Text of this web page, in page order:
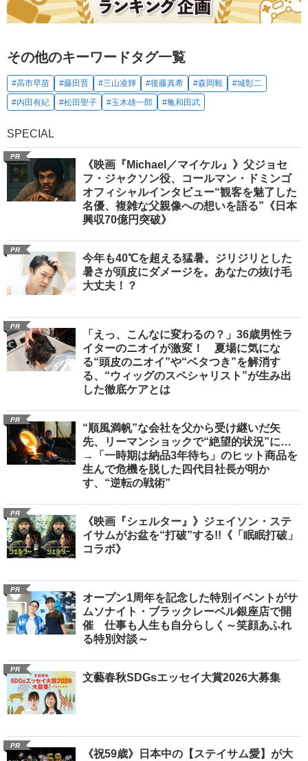
その他のキーワードタグ一覧
#高市早苗 #藤田晋 #三山凌輝 #後藤真希 #森岡毅
#城彰二
#内田有紀
#松田聖子 #玉木雄一郎 #亀和田武
SPECIAL
PR
《映画『Michael／マイケル』》父ジョセ
フ・ジャクソン役、コールマン・ドミンゴ
オフィシャルインタビュー“観客を魅了した
名優、複雑な父親像への想いを語る”《日本
興収70億円突破》
PR
今年も40℃を超える猛暑。ジリジリとした
暑さが頭皮にダメージを。あなたの抜け毛
大丈夫！？
PR
「えっ、こんなに変わるの？」36歳男性ラ
イターのニオイが激変！ 夏場に気にな
る“頭皮のニオイ”や“ベタつき”を解消す
る、“ウィッグのスペシャリスト”が生み出
した徹底ケアとは
PR
“順風満帆”な会社を父から受け継いだ矢
先、リーマンショックで“絶望的状況”に…
→「一時期は納品3年待ち」のヒット商品を
生んで危機を脱した四代目社長が明か
す、“逆転の戦術”
PR
《映画『シェルター』》ジェイソン・ステ
イサムがお盆を“打破”する!!《「眠眠打破」
コラボ》
PR
オープン1周年を記念した特別イベントがサ
ムソナイト・ブラックレーベル銀座店で開
催 仕事も人生も自分らしく～笑顔あふれ
る特別対談～
PR
文藝春秋SDGsエッセイ大賞2026大募集
PR
《祝59歳》日本中の【ステイサム愛】が大